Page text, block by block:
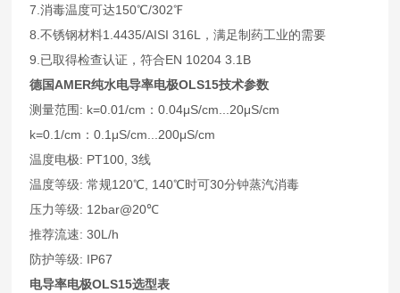
7.消毒温度可达150℃/302℉
8.不锈钢材料1.4435/AISI 316L，满足制药工业的需要
9.已取得检查认证，符合EN 10204 3.1B
德国AMER纯水电导率电极OLS15技术参数
测量范围: k=0.01/cm：0.04μS/cm...20μS/cm
k=0.1/cm：0.1μS/cm...200μS/cm
温度电极: PT100, 3线
温度等级: 常规120℃, 140℃时可30分钟蒸汽消毒
压力等级: 12bar@20℃
推荐流速: 30L/h
防护等级: IP67
电导率电极OLS15选型表